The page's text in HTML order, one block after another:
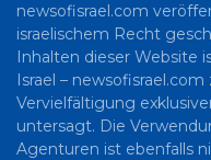
newsofisrael.com
israelischem Recht
Inhalten dieser Website
Israel –
Vervielfältigung
untersagt. Die
Agenturen ist ebenfalls